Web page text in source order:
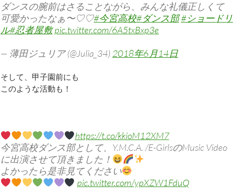
ダンスの腕前はさることながら、みんな礼儀正しくて
可愛かったなぁ〜♡♡#今宮高校#ダンス部#ショードリ
ル#忍者屋敷 pic.twitter.com/6A5txBxp3e
— 薄田ジュリア (@Julia_34) 2018年6月14日
そして、甲子園前にも
このような活動も！
https://t.co/kkioM12XM7
今宮高校ダンス部として、Y.M.C.A. /E-GirlsのMusic Video
に出演させて頂きました！
よかったら是非見てください
pic.twitter.com/ypXZW1FduQ